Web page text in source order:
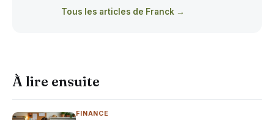
Tous les articles de Franck →
À lire ensuite
FINANCE